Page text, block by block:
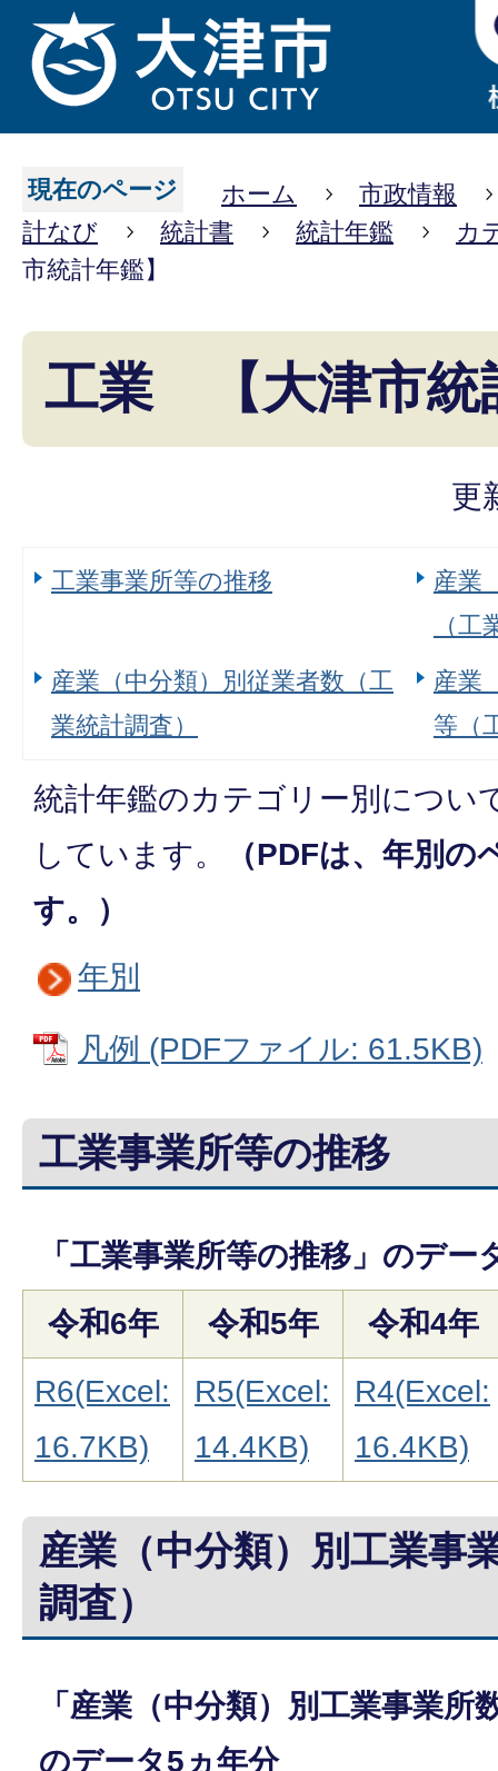
現在のページ ホーム
市政情報
計なび
統計書 統計年鑑
カ
市統計年鑑】
工業 【大津市統
更
工業事業所等の推移
産業
（
産業（中分類）別従業者数（工
業統計調査）
産業
等（
統計年鑑のカテゴリー別につい
しています。
（PDFは、年別
す。）
年別
凡例 (PDFファイル: 61.5KB)
工業事業所等の推移
「工業事業所等の推移」のデー
令和6年
令和5年
令和4年
R6(Excel:
16.7KB)
R5(Excel:
14.4KB)
R4(Excel:
16.4KB)
産業（中分類）別工業事
調査）
「産業（中分類）別工業事業所
のデータ5ヵ年分